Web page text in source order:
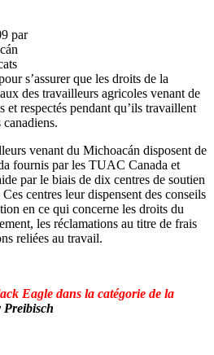
par
s’assurer que les droits de la
des travailleurs agricoles venant de
et respectés pendant qu’ils travaillent
canadiens.
venant du Michoacán disposent de
fournis par les TUAC Canada et
par le biais de dix centres de soutien
centres leur dispensent des conseils
en ce qui concerne les droits du
les réclamations au titre de frais
reliées au travail.
Eagle dans la catégorie de la
Preibisch